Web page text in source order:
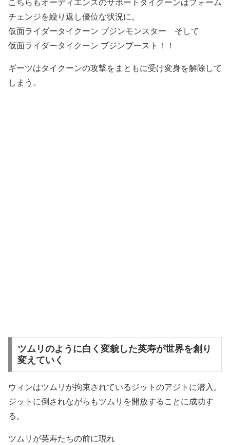
こちらもオーディエンスのサポートタイクーンはフォーム
チェンジを繰り返し優位な状況に。
仮面ライダータイクーン ブジンモンスター そして
仮面ライダータイクーン ブジンブースト！！
ギーツはタイクーンの攻撃をまともに受け変身を解除して
しまう。
ツムリのように白く変貌した英寿が世界を創り
変えていく
ウィンはツムリが拘束されているジットのアジトに潜入。
ジットに倒されながらもツムリを開放することに成功す
る。
ツムリが英寿たちの前に現れ